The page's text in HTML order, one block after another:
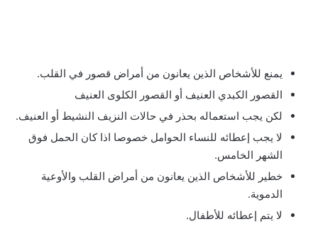
يمنع للأشخاص الذين يعانون من أمراض قصور في القلب.
القصور الكبدي العنيف أو القصور الكلوى العنيف
لكن يجب استعماله بحذر في حالات النزيف النشيط أو العنيف.
لا يجب إعطائه للنساء الحوامل خصوصا اذا كان الحمل فوق
الشهر الخامس.
خطير للأشخاص الذين يعانون من أمراض القلب والأوعية
الدموية.
لا يتم إعطائه للأطفال.